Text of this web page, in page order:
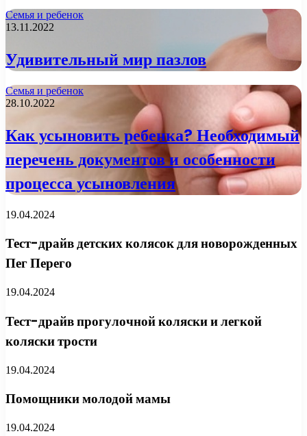
Семья и ребенок
13.11.2022
Удивительный мир пазлов
Семья и ребенок
28.10.2022
Как усыновить ребенка? Необходимый
перечень документов и особенности
процесса усыновления
19.04.2024
Тест-драйв детских колясок для новорожденных
Пег Перего
19.04.2024
Тест-драйв прогулочной коляски и легкой
коляски трости
19.04.2024
Помощники молодой мамы
19.04.2024